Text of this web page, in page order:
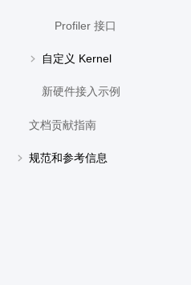
Profiler 接口
自定义 Kernel
新硬件接入示例
文档贡献指南
规范和参考信息